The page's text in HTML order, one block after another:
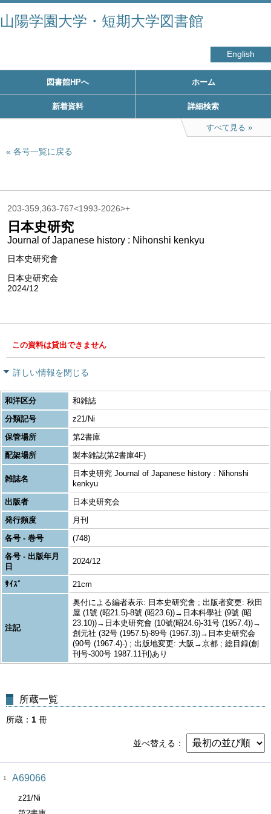
山陽学園大学・短期大学図書館
English
図書館HPへ ホーム
新着資料 詳細検索
すべて見る
各号一覧に戻る
203-359,363-767<1993-2026>+
日本史研究
Journal of Japanese history : Nihonshi kenkyu
日本史研究會
日本史研究会
2024/12
この資料は貸出できません
詳しい情報を閉じる
和洋区分
和雑誌
分類記号
z21/Ni
保管場所
第2書庫
配架場所
製本雑誌(第2書庫4F)
雑誌名
日本史研究 Journal of Japanese history : Nihonshi
kenkyu
出版者
日本史研究会
発行頻度
月刊
各号 - 巻号
(748)
各号 - 出版年月
日
2024/12
ｻｲｽﾞ 21cm
注記
奥付による編者表示: 日本史研究會 ; 出版者変更: 秋田
屋 (1號 (昭21.5)-8號 (昭23.6))→日本科學社 (9號 (昭
23.10))→日本史研究會 (10號(昭24.6)-31号 (1957.4))→
創元社 (32号 (1957.5)-89号 (1967.3))→日本史研究会
(90号 (1967.4)-) ; 出版地変更: 大阪→京都 ; 総目録(創
刊号-300号 1987.11刊)あり
所蔵一覧
所蔵 1 冊
並べ替える
1 A69066
z21/Ni